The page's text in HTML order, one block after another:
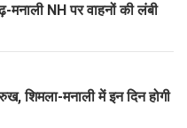
NH पर वाहनों की लंबी
शिमला-मनाली में इन दिन होगी